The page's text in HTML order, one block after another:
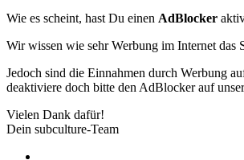
Wie es scheint, hast Du einen AdBlocker
Wir wissen wie sehr Werbung im Internet das
Jedoch sind die Einnahmen durch Werbung
deaktiviere doch bitte den AdBlocker auf
Vielen Dank dafür!
Dein subculture-Team